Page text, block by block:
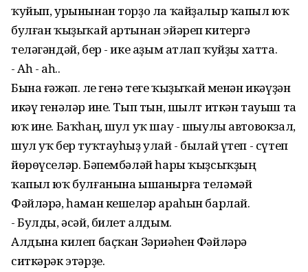
ҡуйып, урынынан торҙо ла ҡайҙалыр ҡапыл юҡ
булған ҡыҙыҡай артынан эйәреп китергә
теләгәндәй, бер - ике аҙым атлап ҡуйҙы хатта.
- Аһ - аһ..
Бына ғәжәп. Әле генә теге ҡыҙыҡай менән икәүҙән
икәү генәләр ине. Тып тын, шылт иткән тауыш та
юҡ ине. Баҡһаң, шул уҡ шау - шыулы автовокзал,
шул уҡ бер туҡтауһыҙ улай - былай үтеп - сүтеп
йөрөүселәр. Бәпембәләй һары ҡыҙсыҡҙың
ҡапыл юҡ булғанына ышанырға теләмәй
Фәйләрә, һаман кешеләр араһын барлай.
- Булды, әсәй, билет алдым.
Алдына килеп баҫҡан Зәриәһен Фәйләрә
ситкәрәк этәрҙе.